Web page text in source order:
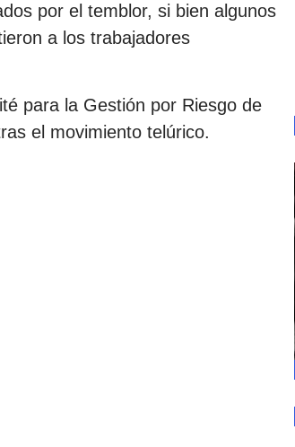
por el temblor, si bien algunos
a los trabajadores
para la Gestión por Riesgo de
el movimiento telúrico.